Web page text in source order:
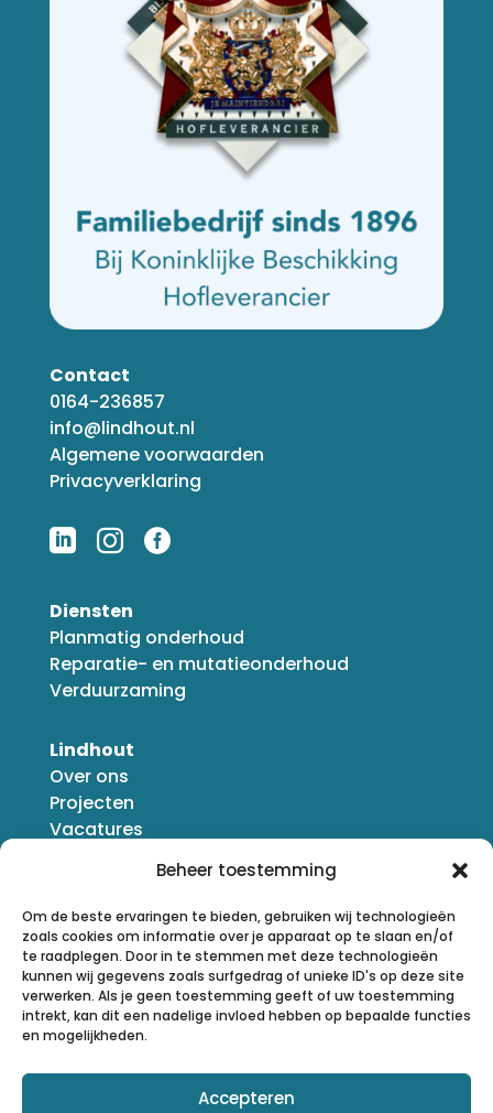
Beheer toestemming
Om de beste ervaringen te bieden, gebruiken wij technologieën
zoals cookies om informatie over je apparaat op te slaan en/of
te raadplegen. Door in te stemmen met deze technologieën
kunnen wij gegevens zoals surfgedrag of unieke ID's op deze site
verwerken. Als je geen toestemming geeft of uw toestemming
intrekt, kan dit een nadelige invloed hebben op bepaalde functies
en mogelijkheden.
Accepteren
Lindhout
Over ons
Projecten
Vacatures
Diensten
Planmatig onderhoud
Reparatie- en mutatieonderhoud
Verduurzaming
Contact
0164-236857
info@lindhout.nl
Algemene voorwaarden
Privacyverklaring
  